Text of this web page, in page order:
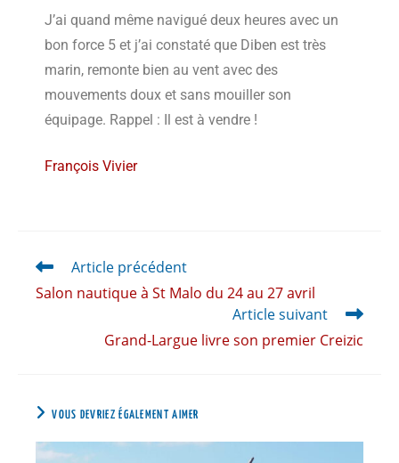
J’ai quand même navigué deux heures avec un
bon force 5 et j’ai constaté que Diben est très
marin, remonte bien au vent avec des
mouvements doux et sans mouiller son
équipage. Rappel : Il est à vendre !
François Vivier
Article précédent
Salon nautique à St Malo du 24 au 27 avril
Article suivant
Grand-Largue livre son premier Creizic
VOUS DEVRIEZ ÉGALEMENT AIMER